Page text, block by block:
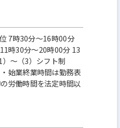
7時30分〜16時00分
時30分〜20時00分 13
）～（3）シフト制
始業終業時間は勤務表
労働時間を法定時間以